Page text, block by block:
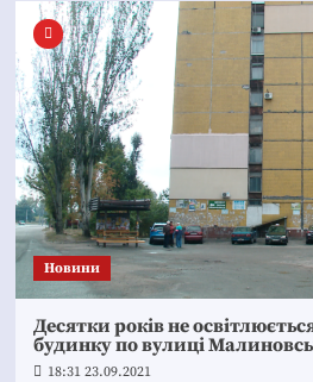
Новини
Десятки років не
будинку по вулиці
18:31 23.09.2021